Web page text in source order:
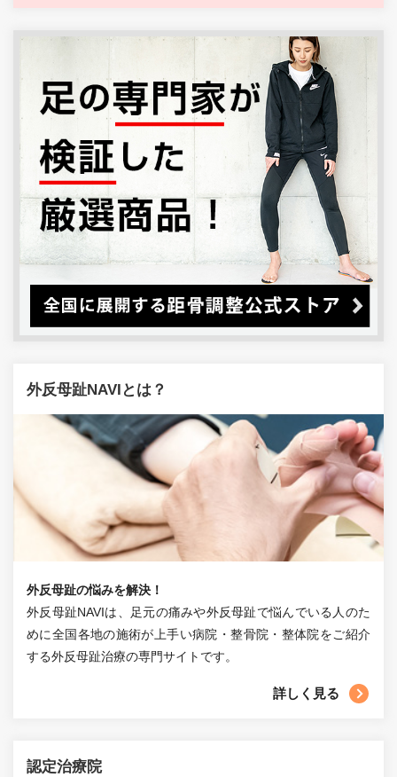
外反母趾NAVIとは？
外反母趾の悩みを解決！
外反母趾NAVIは、足元の痛みや外反母趾で悩んでいる人のた
めに全国各地の施術が上手い病院・整骨院・整体院をご紹介
する外反母趾治療の専門サイトです。
詳しく見る
認定治療院